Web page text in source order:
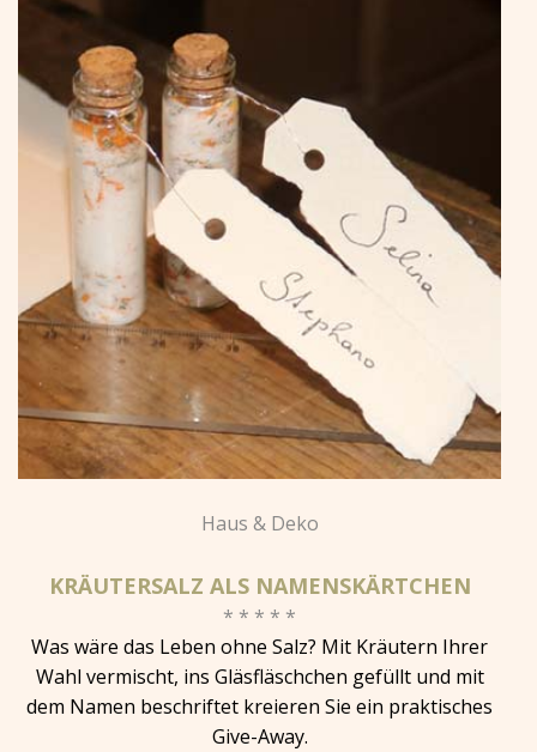
Haus & Deko
KRÄUTERSALZ ALS NAMENSKÄRTCHEN
* * * * *
Was wäre das Leben ohne Salz? Mit Kräutern Ihrer
Wahl vermischt, ins Gläsfläschchen gefüllt und mit
dem Namen beschriftet kreieren Sie ein praktisches
Give-Away.